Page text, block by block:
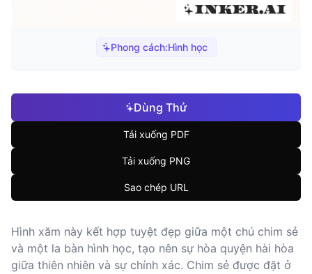
Phong cách:Hình học
Dùng Thử
Tải xuống PDF
Tải xuống PNG
Sao chép URL
Hình xăm này kết hợp tuyệt đẹp giữa một chú chim sẻ
và một la bàn hình học, tạo nên sự hòa quyện hài hòa
giữa thiên nhiên và sự chính xác. Chim sẻ được đặt ở